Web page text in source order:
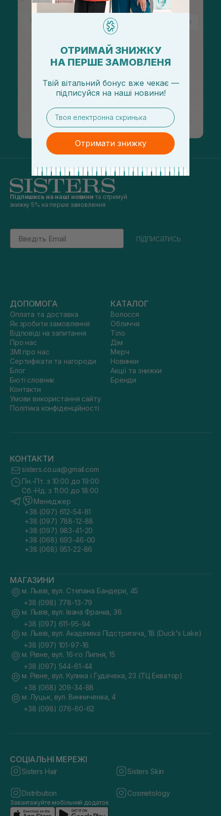
Підпишись на наші новини та отримуй
знижку 5% на перше замовлення
Email
підписатись
ДОПОМОГА
Оплата та доставка
Як зробити замовлення
Відповіді на запитання
Про нас
ЗМІ про нас
Сертифікати та нагороди
Блог
Бюті словник
Контакти
Умови використання сайту
Політика конфіденційності
КАТАЛОГ
Волосся
Обличчя
Тіло
Дім
Мерч
Новинки
Акції та знижки
Бренди
КОНТАКТИ
sisters.co.ua@gmail.com
Пн.-Пт. з 10:00 до 19:00
Сб.-Нд. з 11:00 до 18:00
Менеджер
+38 (097) 612-54-81
+38 (097) 788-12-88
+38 (097) 983-41-20
+38 (068) 693-46-00
+38 (068) 951-22-86
МАГАЗИНИ
м. Львів, вул. Степана Бандери, 45
+38 (098) 778-13-79
м. Львів, вул. Івана Франка, 36
+38 (097) 611-95-94
м. Львів, вул. Академіка Підстригача, 1В (Duck's Lake)
+38 (097) 101-97-16
м. Рівне, вул. 16-го Липня, 15
+38 (097) 544-61-44
м. Рівне, вул. Кулика і Гудачека, 23 (ТЦ Екватор)
+38 (068) 209-34-88
м. Луцьк, вул. Винниченка, 4
+38 (098) 076-60-62
СОЦІАЛЬНІ МЕРЕЖІ
Sisters Hair Sisters Skin
Distribution Cosmetology
Завантажуйте мобільний додаток
ОТРИМАЙ ЗНИЖКУ
НА ПЕРШЕ ЗАМОВЛЕНЯ
Твій вітальний бонус вже чекає —
підписуйся на наші новини!
email
Отримати знижку